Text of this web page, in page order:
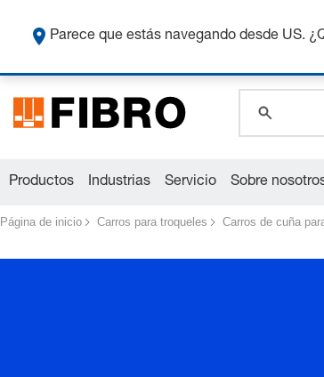
Productos Industrias Servicio Sobre
Página de inicio Carros para troqueles Carros de cuña
Parece que estás navegando desde US.